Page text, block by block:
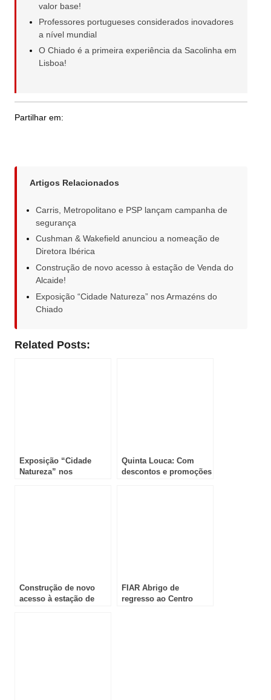
valor base!
Professores portugueses considerados inovadores
a nível mundial
O Chiado é a primeira experiência da Sacolinha em
Lisboa!
Partilhar em:
Artigos Relacionados
Carris, Metropolitano e PSP lançam campanha de
segurança
Cushman & Wakefield anunciou a nomeação de
Diretora Ibérica
Construção de novo acesso à estação de Venda do
Alcaide!
Exposição “Cidade Natureza” nos Armazéns do
Chiado
Related Posts:
Exposição “Cidade
Natureza” nos
Quinta Louca: Com
descontos e promoções
Construção de novo
acesso à estação de
FIAR Abrigo de
regresso ao Centro